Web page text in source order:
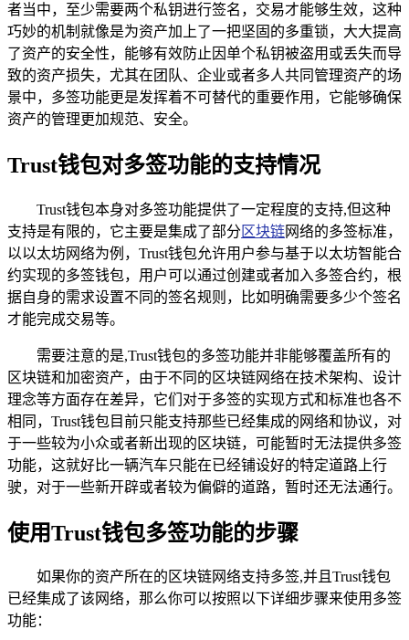
者当中，至少需要两个私钥进行签名，交易才能够生效，这种
巧妙的机制就像是为资产加上了一把坚固的多重锁，大大提高
了资产的安全性，能够有效防止因单个私钥被盗用或丢失而导
致的资产损失，尤其在团队、企业或者多人共同管理资产的场
景中，多签功能更是发挥着不可替代的重要作用，它能够确保
资产的管理更加规范、安全。
Trust钱包对多签功能的支持情况
Trust钱包本身对多签功能提供了一定程度的支持,但这种
支持是有限的，它主要是集成了部分 区块链网络的多签标准，
以以太坊网络为例，Trust钱包允许用户参与基于以太坊智能合
约实现的多签钱包，用户可以通过创建或者加入多签合约，根
据自身的需求设置不同的签名规则，比如明确需要多少个签名
才能完成交易等。
需要注意的是,Trust钱包的多签功能并非能够覆盖所有的
区块链和加密资产，由于不同的区块链网络在技术架构、设计
理念等方面存在差异，它们对于多签的实现方式和标准也各不
相同，Trust钱包目前只能支持那些已经集成的网络和协议，对
于一些较为小众或者新出现的区块链，可能暂时无法提供多签
功能，这就好比一辆汽车只能在已经铺设好的特定道路上行
驶，对于一些新开辟或者较为偏僻的道路，暂时还无法通行。
使用Trust钱包多签功能的步骤
如果你的资产所在的区块链网络支持多签,并且Trust钱包
已经集成了该网络，那么你可以按照以下详细步骤来使用多签
功能：